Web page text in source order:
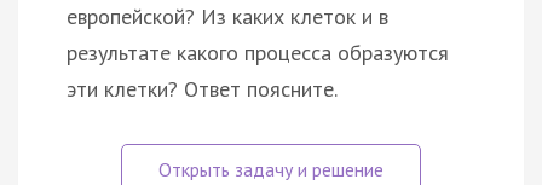
европейской? Из каких клеток и в
результате какого процесса образуются
эти клетки? Ответ поясните.